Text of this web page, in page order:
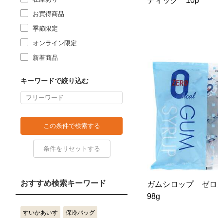
ガムシロップ ゼ
98g
お買得商品
季節限定
オンライン限定
新着商品
キーワードで絞り込む
おすすめ検索キーワード
すいかあいす 保冷バッグ